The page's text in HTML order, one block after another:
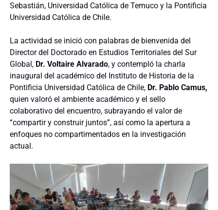
Sebastián, Universidad Católica de Temuco y la Pontificia
Universidad Católica de Chile.
La actividad se inició con palabras de bienvenida del
Director del Doctorado en Estudios Territoriales del Sur
Global, Dr. Voltaire Alvarado, y contempló la charla
inaugural del académico del Instituto de Historia de la
Pontificia Universidad Católica de Chile, Dr. Pablo Camus,
quien valoró el ambiente académico y el sello
colaborativo del encuentro, subrayando el valor de
“compartir y construir juntos”, así como la apertura a
enfoques no compartimentados en la investigación
actual.